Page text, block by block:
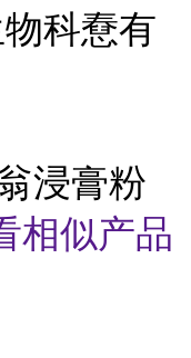
科憃有
浸膏粉
相似产品